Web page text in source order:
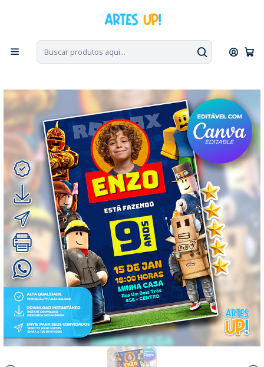
Escolha seu idioma. Change the language. Cambia el
Início Convites Digitais Aniversário Convites com Foto
Convite Digital Aniversário Roblox com Foto